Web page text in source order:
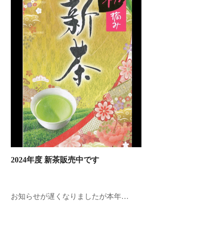
2024年度 新茶販売中です
お知らせが遅くなりましたが本年…